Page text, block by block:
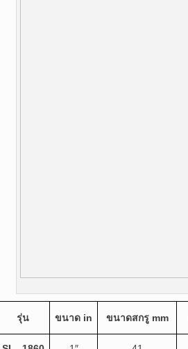
รุ่น ขนาด in ขนาดสกรู mm